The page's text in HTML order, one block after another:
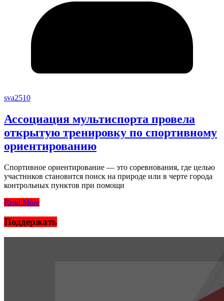
sva2510
Ассоциация мультиспорта провела
открытую тренировку по спортивному
ориентированию
Спортивное ориентирование — это соревнования, где целью
участников становится поиск на природе или в черте города
контрольных пунктов при помощи
Read More
Поддержать